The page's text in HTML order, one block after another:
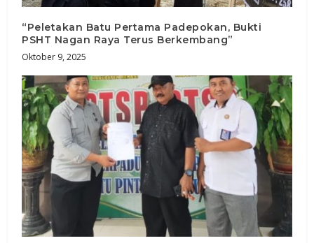
“Peletakan Batu Pertama Padepokan, Bukti
PSHT Nagan Raya Terus Berkembang”
Oktober 9, 2025